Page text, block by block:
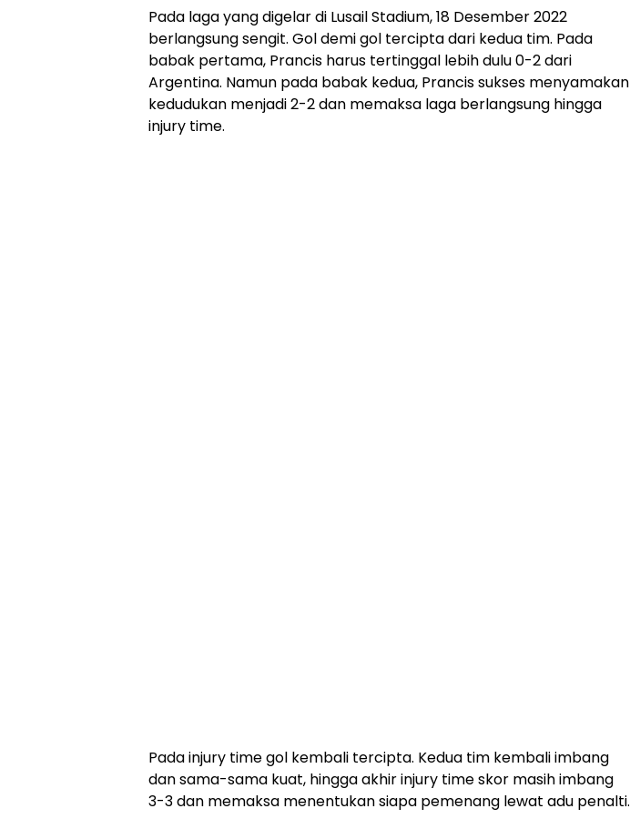
Pada laga yang digelar di Lusail Stadium, 18 Desember 2022
berlangsung sengit. Gol demi gol tercipta dari kedua tim. Pada
babak pertama, Prancis harus tertinggal lebih dulu 0-2 dari
Argentina. Namun pada babak kedua, Prancis sukses menyamakan
kedudukan menjadi 2-2 dan memaksa laga berlangsung hingga
injury time.
Pada injury time gol kembali tercipta. Kedua tim kembali imbang
dan sama-sama kuat, hingga akhir injury time skor masih imbang
3-3 dan memaksa menentukan siapa pemenang lewat adu penalti.